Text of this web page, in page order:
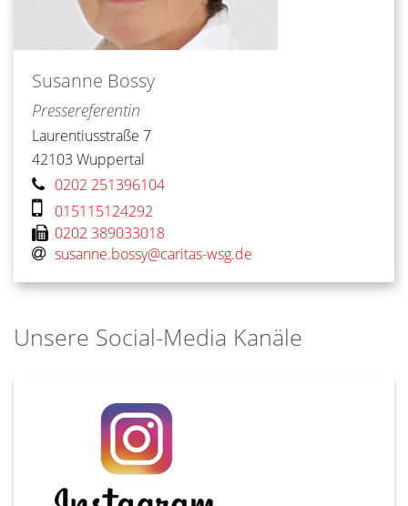
Susanne Bossy
Pressereferentin
Laurentiusstraße 7
42103 Wuppertal
0202 251396104
015115124292
0202 389033018
susanne.bossy@caritas-wsg.de
Unsere Social-Media Kanäle